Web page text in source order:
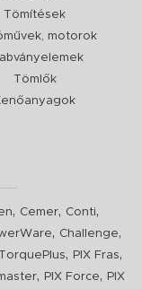
Tömítések
motorok
Tömlők
, Cemer, Conti,
, Challenge,
, PIX Fras,
, PIX Force,
PIX